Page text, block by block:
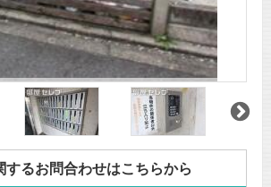
するお問合わせはこちらから